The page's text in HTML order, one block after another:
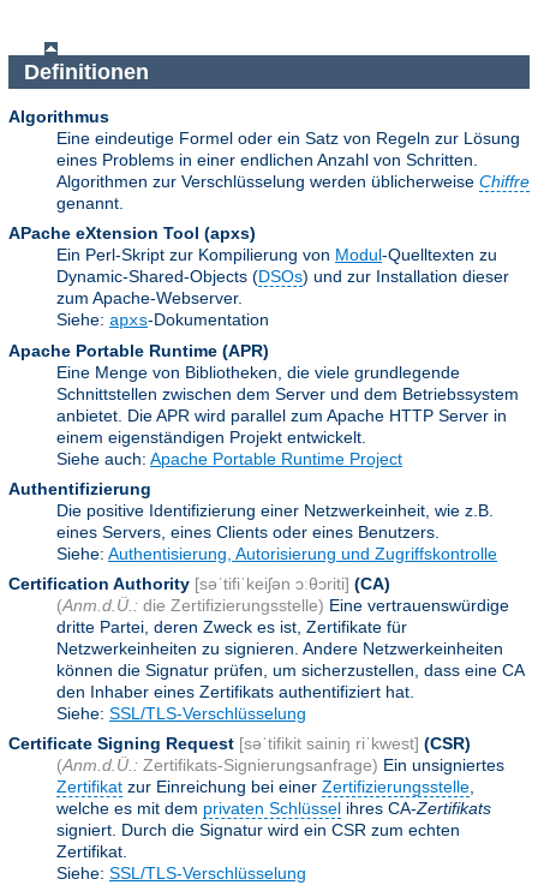
Definitionen
Algorithmus
Eine eindeutige Formel oder ein Satz von Regeln zur Lösung
eines Problems in einer endlichen Anzahl von Schritten.
Algorithmen zur Verschlüsselung werden üblicherweise Chiffre
genannt.
APache eXtension Tool (apxs)
Ein Perl-Skript zur Kompilierung von Modul-Quelltexten zu
Dynamic-Shared-Objects (DSOs) und zur Installation dieser
zum Apache-Webserver.
Siehe: apxs-Dokumentation
Apache Portable Runtime (APR)
Eine Menge von Bibliotheken, die viele grundlegende
Schnittstellen zwischen dem Server und dem Betriebssystem
anbietet. Die APR wird parallel zum Apache HTTP Server in
einem eigenständigen Projekt entwickelt.
Siehe auch: Apache Portable Runtime Project
Authentifizierung
Die positive Identifizierung einer Netzwerkeinheit, wie z.B.
eines Servers, eines Clients oder eines Benutzers.
Siehe: Authentisierung, Autorisierung und Zugriffskontrolle
Certification Authority [səˈtifiˈkeiʃən ɔːθɔriti] (CA)
(Anm.d.Ü.: die Zertifizierungsstelle) Eine vertrauenswürdige
dritte Partei, deren Zweck es ist, Zertifikate für
Netzwerkeinheiten zu signieren. Andere Netzwerkeinheiten
können die Signatur prüfen, um sicherzustellen, dass eine CA
den Inhaber eines Zertifikats authentifiziert hat.
Siehe: SSL/TLS-Verschlüsselung
Certificate Signing Request [səˈtifikit sainiŋ riˈkwest] (CSR)
(Anm.d.Ü.: Zertifikats-Signierungsanfrage) Ein unsigniertes
Zertifikat zur Einreichung bei einer Zertifizierungsstelle
welche es mit dem privaten Schlüssel ihres CA-Zertifikats
signiert. Durch die Signatur wird ein CSR zum echten
Zertifikat.
Siehe: SSL/TLS-Verschlüsselung